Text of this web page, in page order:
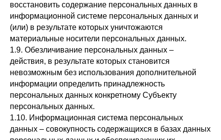
восстановить содержание персональных данных в
информационной системе персональных данных и
(или) в результате которых уничтожаются
материальные носители персональных данных.
1.9. Обезличивание персональных данных –
действия, в результате которых становится
невозможным без использования дополнительной
информации определить принадлежность
персональных данных конкретному Субъекту
персональных данных.
1.10. Информационная система персональных
данных – совокупность содержащихся в базах данных